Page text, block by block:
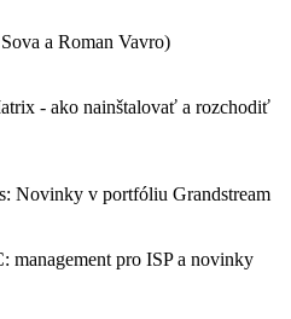
a Roman Vavro)
- ako nainštalovať a rozchodiť
Novinky v portfóliu Grandstream
pro ISP a novinky